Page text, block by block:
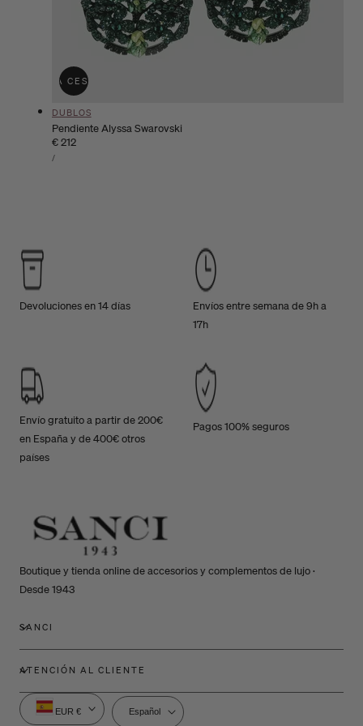
A LA CESTA
Proveedor:
DUBLOS
Pendiente Alyssa Swarovski
Precio
habitual
€ 212
PRECIO
UNITARIO
/POR
Devoluciones en 14 días
Envíos entre semana de 9h a
17h
Envío gratuito a partir de 200€
en España y de 400€ otros
países
Pagos 100% seguros
Boutique y tienda online de accesorios y complementos de lujo ·
Desde 1943
SANCI
ATENCIÓN AL CLIENTE
P
a
EUR €
I
d
Español